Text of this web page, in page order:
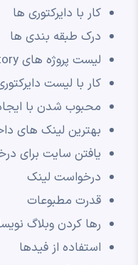
کار با دایرکتوری ها
درک طبقه بندی ها
لیست پروژه های Open Directory
کار با لیست
محبوب شدن با
بهترین لینک های
یافتن سایت برای
درخواست لینک
قدرت مطبوعات
رها کردن وبلاگ
استفاده از فیدها